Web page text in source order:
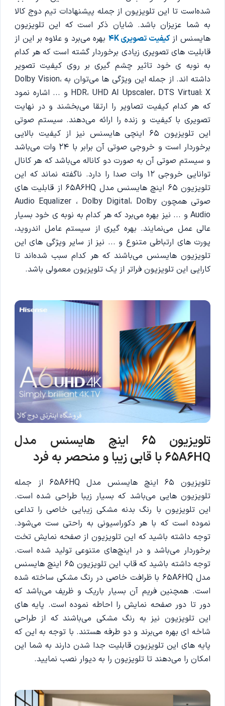
شده‌است تا این تلویزیون از جمله پیشنهادات تیم دوج کالا
به شما عزیزان باشد. شایان ذکر است که این تلویزیون
هایسنس ازکیفیت تصویری 4K
بهره می‌برد و علاوه بر این از
قابلیت های تصویری زیادی برخوردار گشته است که هر کدام
به نوبه ی خود تاثیر چشم گیری بر روی کیفیت تصویر
داشته اند. از جمله این ویژگی ها می‌توان به Dolby Vision،
HDR، UHD AI Upscaler، DTS Virtual: X و ... اشاره نمود
که هر کدام کیفیت تصاویر را ارتقا می‌بخشند و در نهایت
تصویری با کیفیت و زنده را ارائه می‌دهند. سیستم صوتی
این تلویزیون 65 اینچی هایسنس نیز از کیفیت بالایی
برخوردار است و خروجی صوتی آن برابر با 24 وات می‌باشد
و سیستم صوتی آن به صورت دو کاناله می‌باشد که هر کانال
توانایی خروجی 12 وات صدا را دارد. ناگفته نماند که این
تلویزیون 65 اینچ هایسنس مدل 65A6HQ از قابلیت های
صوتی همچون Audio Equalizer ، Dolby Digital، Dolby
Audio و ... نیز بهره می‌برد که هر کدام به نوبه ی خود بسیار
عالی عمل می‌نمایند. بهره گیری از سیستم عامل اندروید،
پورت های ارتباطی متنوع و ... نیز از سایر ویژگی های این
تلویزیون هایسنس می‌باشند که هر کدام سبب شده‌اند تا
کارایی این تلویزیون فراتر از یک تلویزیون معمولی باشد.
تلویزیون 65 اینچ هایسنس مدل
65A6HQ با قابی زیبا و منحصر به فرد
تلویزیون 65 اینچ هایسنس مدل 65A6HQ از جمله
تلویزیون هایی می‌باشد که بسیار زیبا طراحی شده است.
این تلویزیون با رنگ بدنه مشکی زیبایی خاصی را تداعی
نموده است که با هر دکوراسیونی به راحتی ست می‌شود.
توجه داشته باشید که این تلویزیون از صفحه نمایش تخت
برخوردار می‌باشد و در اینچ‌های متنوعی تولید شده است.
توجه داشته باشید که قاب این تلویزیون 65 اینچ هایسنس
مدل 65A6HQ با ظرافت خاصی در رنگ مشکی ساخته شده
است. همچنین فریم آن بسیار باریک و ظریف می‌باشد که
دور تا دور صفحه نمایش را احاطه نموده است. پایه های
این تلویزیون نیز به رنگ مشکی می‌باشند که از طراحی
شاخه ای بهره می‌برند و دو طرفه هستند. با توجه به این که
پایه های این تلویزیون قابلیت جدا شدن دارند به شما این
امکان را می‌دهند تا تلویزیون را به دیوار نصب نمایید.